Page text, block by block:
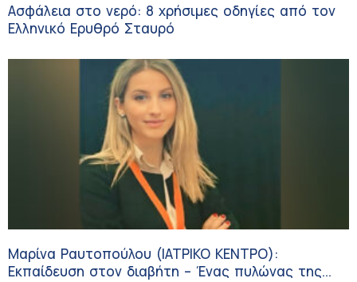
Ασφάλεια στο νερό: 8 χρήσιμες οδηγίες από τον
Ελληνικό Ερυθρό Σταυρό
Μαρίνα Ραυτοπούλου (ΙΑΤΡΙΚΟ ΚΕΝΤΡΟ):
Εκπαίδευση στον διαβήτη – Ένας πυλώνας της